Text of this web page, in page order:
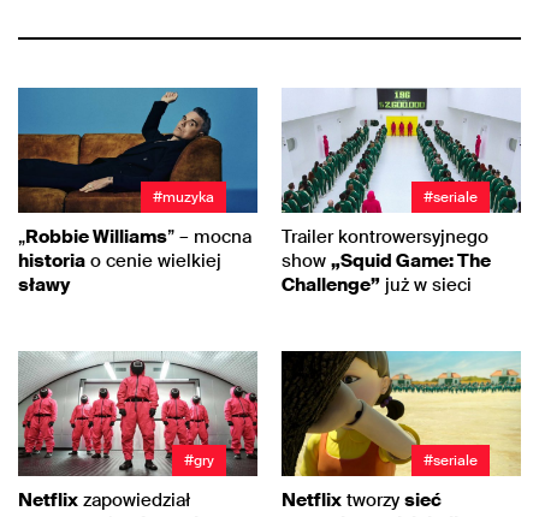
#muzyka
„Robbie Williams” – mocna
historia o cenie wielkiej
sławy
#seriale
Trailer kontrowersyjnego
show „Squid Game: The
Challenge” już w sieci
#gry
Netflix zapowiedział
#seriale
Netflix tworzy sieć